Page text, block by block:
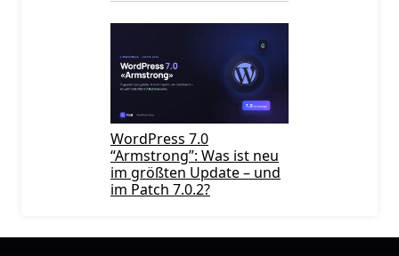
WordPress 7.0
“Armstrong”: Was ist neu
im größten Update – und
im Patch 7.0.2?